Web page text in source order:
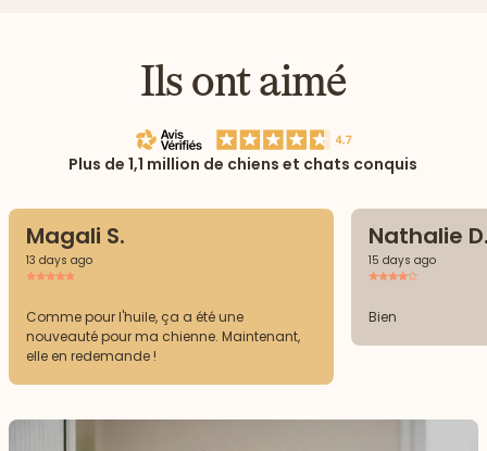
Ils ont aimé
Plus de 1,1 million de chiens et chats conquis
Magali S.
13 days ago
Comme pour l'huile, ça a été une
nouveauté pour ma chienne. Maintenant,
elle en redemande !
Nathalie
15 days ago
Bien